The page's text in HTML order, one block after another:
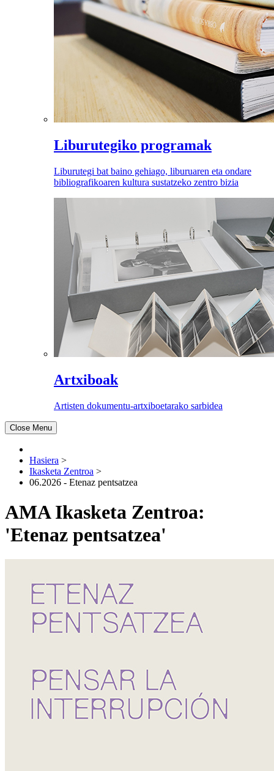
Liburutegiko programak
Liburutegi bat baino gehiago, liburuaren eta ondare
bibliografikoaren kultura sustatzeko zentro bizia
Artxiboak
Artisten dokumentu-artxiboetarako sarbidea
Close Menu
Hasiera >
Ikasketa Zentroa >
06.2026 - Etenaz pentsatzea
AMA Ikasketa Zentroa:
'Etenaz pentsatzea'